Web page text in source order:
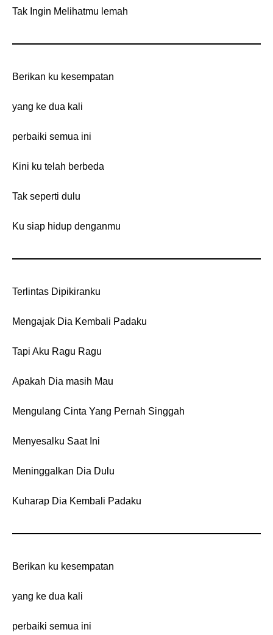
Tak Ingin Melihatmu lemah
Berikan ku kesempatan
yang ke dua kali
perbaiki semua ini
Kini ku telah berbeda
Tak seperti dulu
Ku siap hidup denganmu
Terlintas Dipikiranku
Mengajak Dia Kembali Padaku
Tapi Aku Ragu Ragu
Apakah Dia masih Mau
Mengulang Cinta Yang Pernah Singgah
Menyesalku Saat Ini
Meninggalkan Dia Dulu
Kuharap Dia Kembali Padaku
Berikan ku kesempatan
yang ke dua kali
perbaiki semua ini